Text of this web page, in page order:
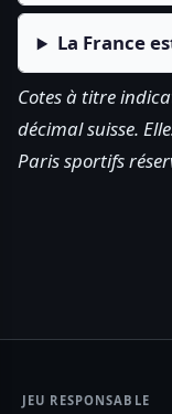
La France
Cotes à titre
décimal suisse.
Paris sportifs
JEU RESPONSABLE